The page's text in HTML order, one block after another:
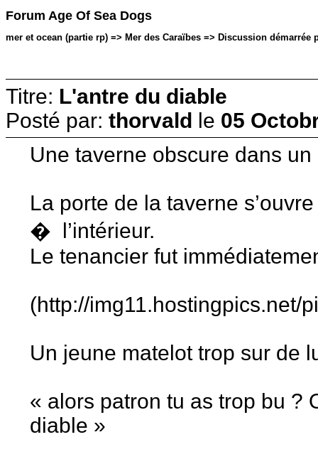
Forum Age Of Sea Dogs
mer et ocean (partie rp) => Mer des Caraïbes => Discussion démarrée
Titre: L'antre du diable
Posté par: thorvald le 05
Une taverne obscure dans
La porte de la taverne
� l’intérieur.
Le tenancier fut
(http://img11.hostingpics.net/
Un jeune matelot trop sur de
« alors patron tu as trop bu ?
diable »